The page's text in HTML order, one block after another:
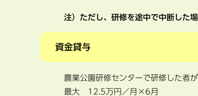
注）ただし、研修を途中で中断した
資金貸与
農業公園研修センターで研修した者
最大 12.5万円／月×6月